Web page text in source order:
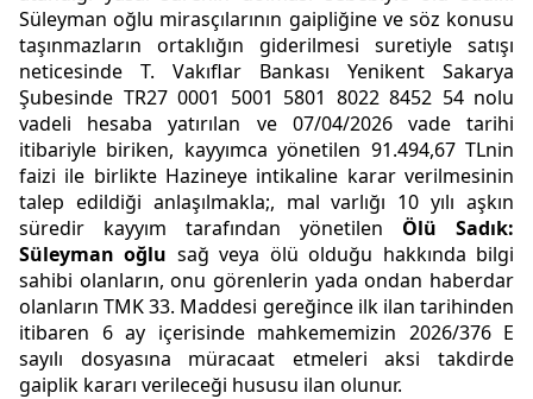
Süleyman oğlu mirasçılarının gaipliğine ve söz konusu
taşınmazların ortaklığın giderilmesi suretiyle satışı
neticesinde T. Vakıflar Bankası Yenikent Sakarya
Şubesinde TR27 0001 5001 5801 8022 8452 54 nolu
vadeli hesaba yatırılan ve 07/04/2026 vade tarihi
itibariyle biriken, kayyımca yönetilen 91.494,67 TLnin
faizi ile birlikte Hazineye intikaline karar verilmesinin
talep edildiği anlaşılmakla;, mal varlığı 10 yılı aşkın
süredir kayyım tarafından yönetilen Ölü Sadık:
Süleyman oğlu sağ veya ölü olduğu hakkında bilgi
sahibi olanların, onu görenlerin yada ondan haberdar
olanların TMK 33. Maddesi gereğince ilk ilan tarihinden
itibaren 6 ay içerisinde mahkememizin 2026/376 E
sayılı dosyasına müracaat etmeleri aksi takdirde
gaiplik kararı verileceği hususu ilan olunur.